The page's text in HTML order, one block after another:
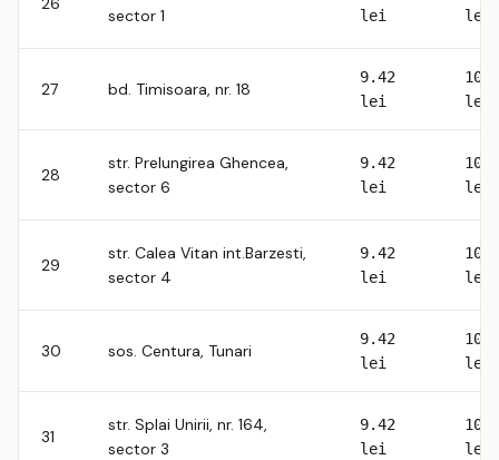
sector 1
lei lei
27 bd. Timisoara, nr. 18
9.42
lei
lei
28
str. Prelungirea Ghencea,
sector 6
9.42
lei
lei
29
str. Calea Vitan int.Barzesti,
sector 4
9.42
lei
lei
30 sos. Centura, Tunari
9.42
lei
lei
31
str. Splai Unirii, nr. 164,
sector 3
9.42
lei
lei